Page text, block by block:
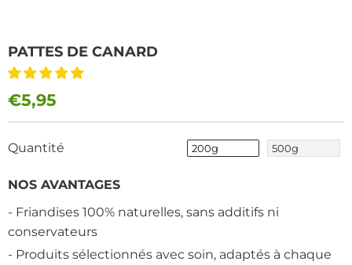
PATTES DE CANARD
€5,95
Quantité 200g 500g
NOS AVANTAGES
- Friandises 100% naturelles, sans additifs ni
conservateurs
- Produits sélectionnés avec soin, adaptés à chaque